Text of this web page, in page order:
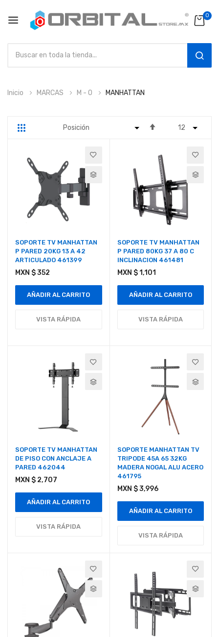
0
alInicio MARCAS M - O MANHATTAN
Parrilla
SOPORTE TV MANHATTAN
P PARED 20KG 13 A 42
ARTICULADO 461399
MXN $ 352
AÑADIR AL CARRITO
VISTA RÁPIDA
SOPORTE TV MANHATTAN
P PARED 80KG 37 A 80 C
INCLINACION 461481
MXN $ 1,101
AÑADIR AL CARRITO
VISTA RÁPIDA
SOPORTE TV MANHATTAN
DE PISO CON ANCLAJE A
PARED 462044
MXN $ 2,707
AÑADIR AL CARRITO
VISTA RÁPIDA
SOPORTE MANHATTAN TV
TRIPODE 45A 65 32KG
MADERA NOGAL ALU ACERO
461795
MXN $ 3,996
AÑADIR AL CARRITO
VISTA RÁPIDA